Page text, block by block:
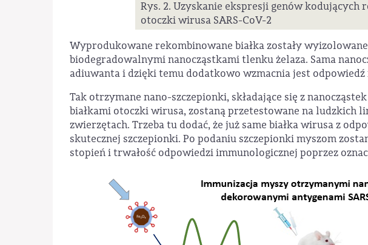
Rys. 2. Uzyskanie ekspresji genów kodujących
otoczki wirusa SARS-CoV-2
Wyprodukowane rekombinowane białka zostały
biodegradowalnymi nanocząstkami tlenku żelaza. Sama
adiuwanta i dzięki temu dodatkowo wzmacnia jest odpowiedź
Tak otrzymane nano-szczepionki, składające się z
białkami otoczki wirusa, zostaną przetestowane na ludzkich
zwierzętach. Trzeba tu dodać, że już same białka wirusa z
skutecznej szczepionki. Po podaniu szczepionki myszom
stopień i trwałość odpowiedzi immunologicznej poprzez